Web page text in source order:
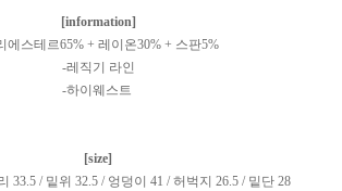
[information]
에스테르65% + 레이온30% + 스판5%
-레직기 라인
-하이웨스트
[size]
33.5 / 밑위 32.5 / 엉덩이 41 / 허벅지 26.5 / 밑단 28